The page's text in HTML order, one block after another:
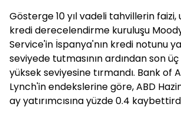
Gösterge 10 yıl vadeli tahvillerin faizi,
kredi derecelendirme kuruluşu
Service'in İspanya'nın kredi notunu
seviyede tutmasının ardından son
yüksek seviyesine tırmandı. Bank of
Lynch'in endekslerine göre, ABD
ay yatırımcısına yüzde 0.4